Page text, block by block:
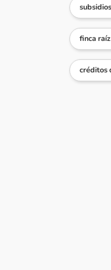
subsidios
finca
créditos